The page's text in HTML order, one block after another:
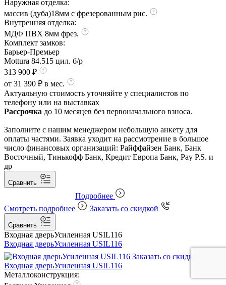
Наружная отделка:
массив (дуба)18мм с фрезерованным рис.
Внутренняя отделка:
МДФ ПВХ 8мм фрез.
Комплект замков:
Барьер-Премьер
Mottura 84.515 цил. б/р
313 900 ₽
от 31 390 ₽ в мес.
Актуальную стоимость уточняйте у специалистов по
телефону или на выставках
Рассрочка до 10 месяцев без первоначального взноса.
Заполните с нашим менеджером небольшую анкету для
оплаты частями. Заявка уходит на рассмотрение в большое
число финансовых организаций: Райффайзен Банк, Банк
Восточный, Тинькофф Банк, Кредит Европа Банк, Pay P.S. и
др
Сравнить
Подробнее
Смотреть подробнее
Заказать со скидкой
Сравнить
Входная дверьУсиленная USIL116
Входная дверьУсиленная USIL116
Заказать со скидкой
Входная дверьУсиленная USIL116
Металлоконструкция: